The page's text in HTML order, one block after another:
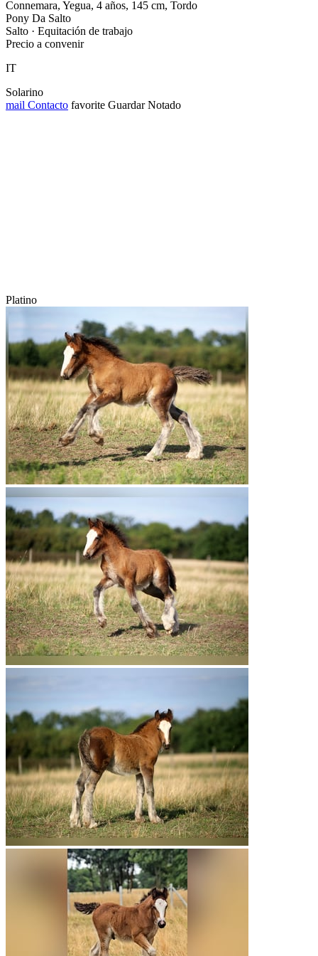
Connemara, Yegua, 4 años, 145 cm, Tordo
Pony Da Salto
Salto · Equitación de trabajo
Precio a convenir
IT
Solarino
mail Contacto favorite Guardar Notado
Platino